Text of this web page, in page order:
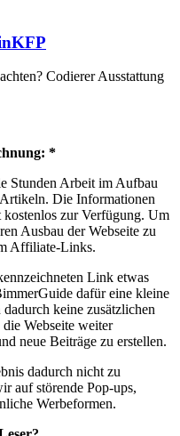
Codierer Ausstattung
*
Stunden Arbeit im Aufbau
Die Informationen
zur Verfügung. Um
Ausbau der Webseite zu
Affiliate-Links.
Link etwas
dafür eine kleine
keine zusätzlichen
Webseite weiter
neue Beiträge zu erstellen.
dadurch nicht zu
auf störende Pop-ups,
Werbeformen.